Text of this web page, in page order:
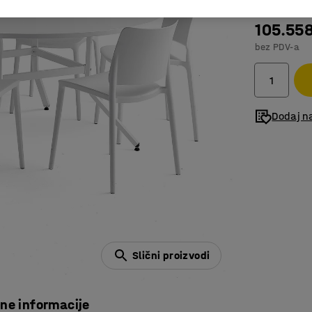
Slični proizvodi
informacije
bez PDV-a
Dodaj